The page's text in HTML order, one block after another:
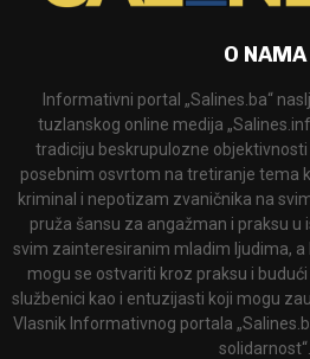
O NAMA
Informativni portal „Salines.ba“
tuzlanskog online medija
tradiciju beskrupulozne
posebnim osvrtom na tretiranje tema
kriminal i nepotizam zvaničnika na
pruža šansu za angažman i praksu
svim zainteresiranim mladim ljudima,
mogu se ostvariti kroz praksu i
službenici kao i entuzijasti koji mogu
Vlasnik Informativnog portala
solidarnost“.